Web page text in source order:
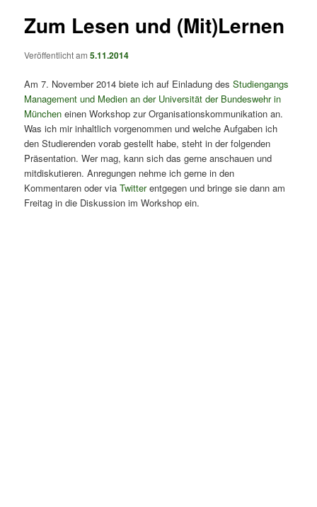
Zum Lesen und (Mit)Lernen
Veröffentlicht am5.11.2014
Am 7. November 2014 biete ich auf Einladung desStudiengangs
Management und Medien an der Universität der Bundeswehr in
München einen Workshop zur Organisationskommunikation an.
Was ich mir inhaltlich vorgenommen und welche Aufgaben ich
den Studierenden vorab gestellt habe, steht in der folgenden
Präsentation. Wer mag, kann sich das gerne anschauen und
mitdiskutieren. Anregungen nehme ich gerne in den
Kommentaren oder viaTwitterentgegen und bringe sie dann am
Freitag in die Diskussion im Workshop ein.